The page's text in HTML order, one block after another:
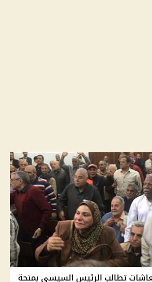
تطالب الرئيس السيسي بمنحة